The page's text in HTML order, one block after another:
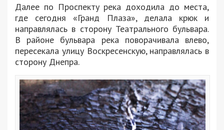
Далее по Проспекту река доходила до места,
где сегодня «Гранд Плаза», делала крюк и
направлялась в сторону Театрального бульвара.
В районе бульвара река поворачивала влево,
пересекала улицу Воскресенскую, направлялась в
сторону Днепра.